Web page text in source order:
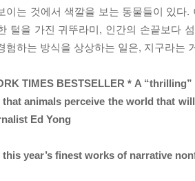
이는 것에서 색깔을 보는 동물들이 있다
털을 가진 귀뚜라미, 인간의 손끝보다
험하는 방식을 상상하는 일은, 지구라는
TIMES BESTSELLER * A
that animals perceive the world that
Ed Yong
this year’s finest works of narrative